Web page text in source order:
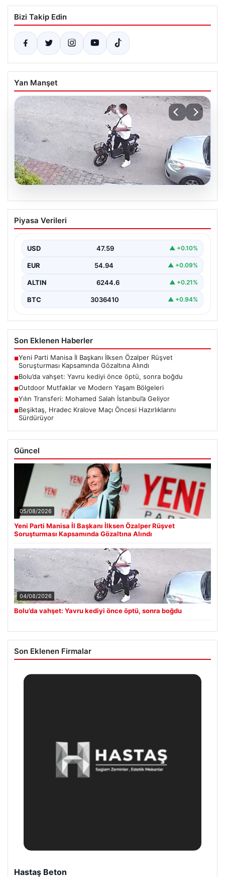
Bizi Takip Edin
Yan Manşet
Bolu’da vahşet: Yavru kediyi önce öptü,
sonra boğdu
Ardından Telef Etti", "content": "Bolu'nun Beşkavaklar…
Piyasa Verileri
USD 47.59 ▲ +0.10%
EUR 54.94 ▲ +0.09%
ALTIN 6244.6 ▲ +0.21%
BTC 3036410 ▲ +0.94%
Son Eklenen Haberler
■Yeni Parti Manisa İl Başkanı İlksen Özalper Rüşvet
Soruşturması Kapsamında Gözaltına Alındı
■Bolu’da vahşet: Yavru kediyi önce öptü, sonra boğdu
■Outdoor Mutfaklar ve Modern Yaşam Bölgeleri
■Yılın Transferi: Mohamed Salah İstanbul’a Geliyor
■Beşiktaş, Hradec Kralove Maçı Öncesi Hazırlıklarını
Sürdürüyor
Güncel
05/08/2026
Yeni Parti Manisa İl Başkanı İlksen Özalper Rüşvet
Soruşturması Kapsamında Gözaltına Alındı
04/08/2026
Bolu’da vahşet: Yavru kediyi önce öptü, sonra boğdu
Son Eklenen Firmalar
Hastaş Beton